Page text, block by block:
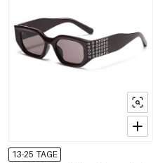
13-25 TAGE